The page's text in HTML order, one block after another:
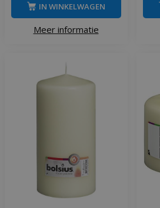
Meer informatie
IN WINKELWAGEN